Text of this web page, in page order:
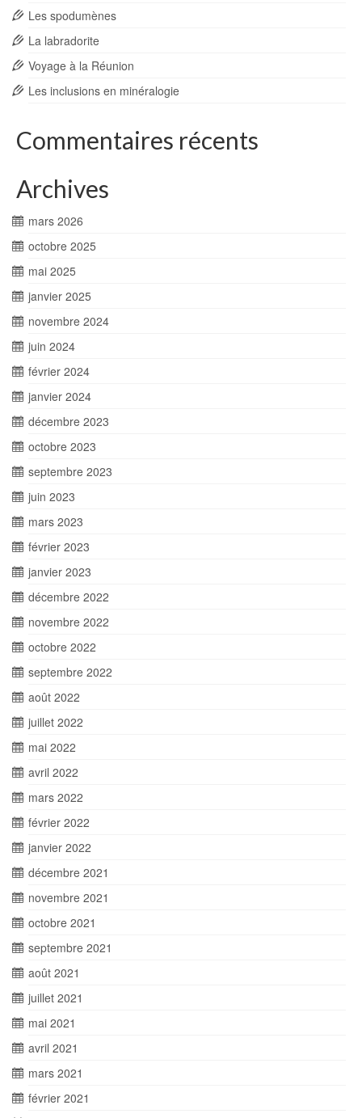
Les spodumènes
La labradorite
Voyage à la Réunion
Les inclusions en minéralogie
Commentaires récents
Archives
mars 2026
octobre 2025
mai 2025
janvier 2025
novembre 2024
juin 2024
février 2024
janvier 2024
décembre 2023
octobre 2023
septembre 2023
juin 2023
mars 2023
février 2023
janvier 2023
décembre 2022
novembre 2022
octobre 2022
septembre 2022
août 2022
juillet 2022
mai 2022
avril 2022
mars 2022
février 2022
janvier 2022
décembre 2021
novembre 2021
octobre 2021
septembre 2021
août 2021
juillet 2021
mai 2021
avril 2021
mars 2021
février 2021